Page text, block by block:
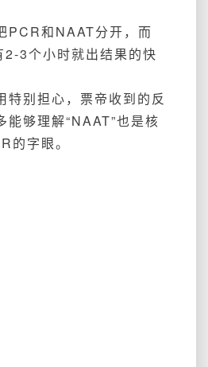
PCR和NAAT分开，而
3个小时就出结果的快
特别担心，票帝收到的反
能够理解“NAAT”也是核
的字眼。